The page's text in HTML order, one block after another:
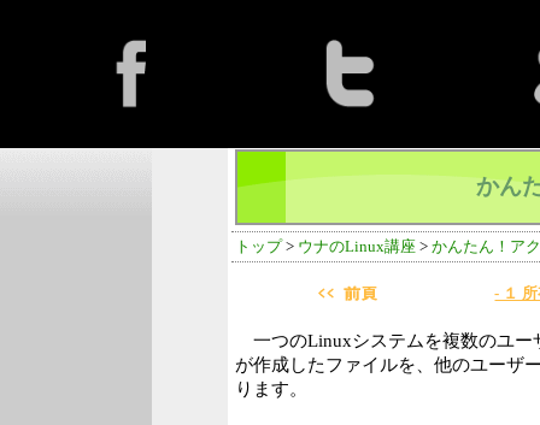
かん
トップ> ウナのLinux講座 > かんたん！ア
- １
一つのLinuxシステムを複数のユー
が作成したファイルを、他のユーザ
ります。